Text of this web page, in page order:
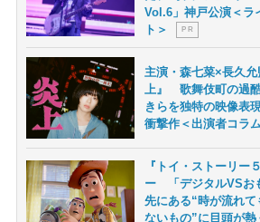
Vol.6」神戸公演＜ラ
ト＞
P R
主演・森七菜×長久
上』 歌舞伎町の過
きらを独特の映像表
衝撃作＜出演者コラ
『トイ・ストーリー
ー 「デジタルVSお
先にある“時が流れて
ないもの”に目頭が熱